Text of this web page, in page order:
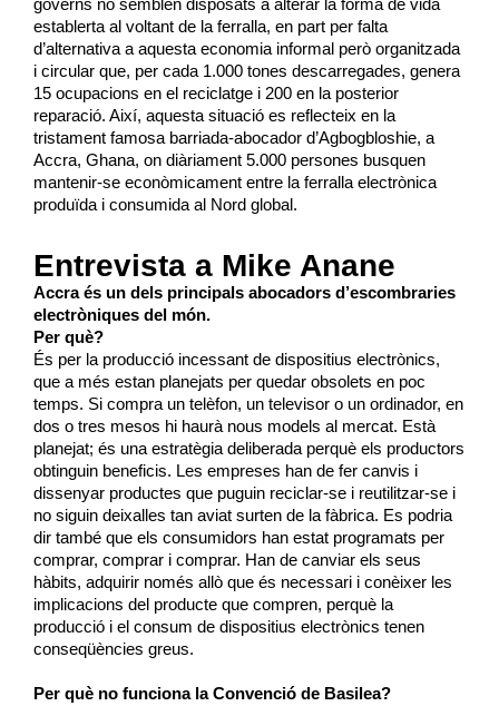
establerta al voltant de la ferralla, en part per falta
d’alternativa a aquesta economia informal però organitzada
i circular que, per cada 1.000 tones descarregades, genera
15 ocupacions en el reciclatge i 200 en la posterior
reparació. Així, aquesta situació es reflecteix en la
tristament famosa barriada-abocador d’Agbogbloshie, a
Accra, Ghana, on diàriament 5.000 persones busquen
mantenir-se econòmicament entre la ferralla electrònica
produïda i consumida al Nord global.
Entrevista a Mike Anane
Accra és un dels principals abocadors d’escombraries
electròniques del món.
Per què?
És per la producció incessant de dispositius electrònics,
que a més estan planejats per quedar obsolets en poc
temps. Si compra un telèfon, un televisor o un ordinador, en
dos o tres mesos hi haurà nous models al mercat. Està
planejat; és una estratègia deliberada perquè els productors
obtinguin beneficis. Les empreses han de fer canvis i
dissenyar productes que puguin reciclar-se i reutilitzar-se i
no siguin deixalles tan aviat surten de la fàbrica. Es podria
dir també que els consumidors han estat programats per
comprar, comprar i comprar. Han de canviar els seus
hàbits, adquirir només allò que és necessari i conèixer les
implicacions del producte que compren, perquè la
producció i el consum de dispositius electrònics tenen
conseqüències greus.
Per què no funciona la Convenció de Basilea?